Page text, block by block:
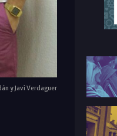
y Javi Verdaguer